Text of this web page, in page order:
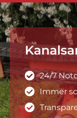
24/7
Immer